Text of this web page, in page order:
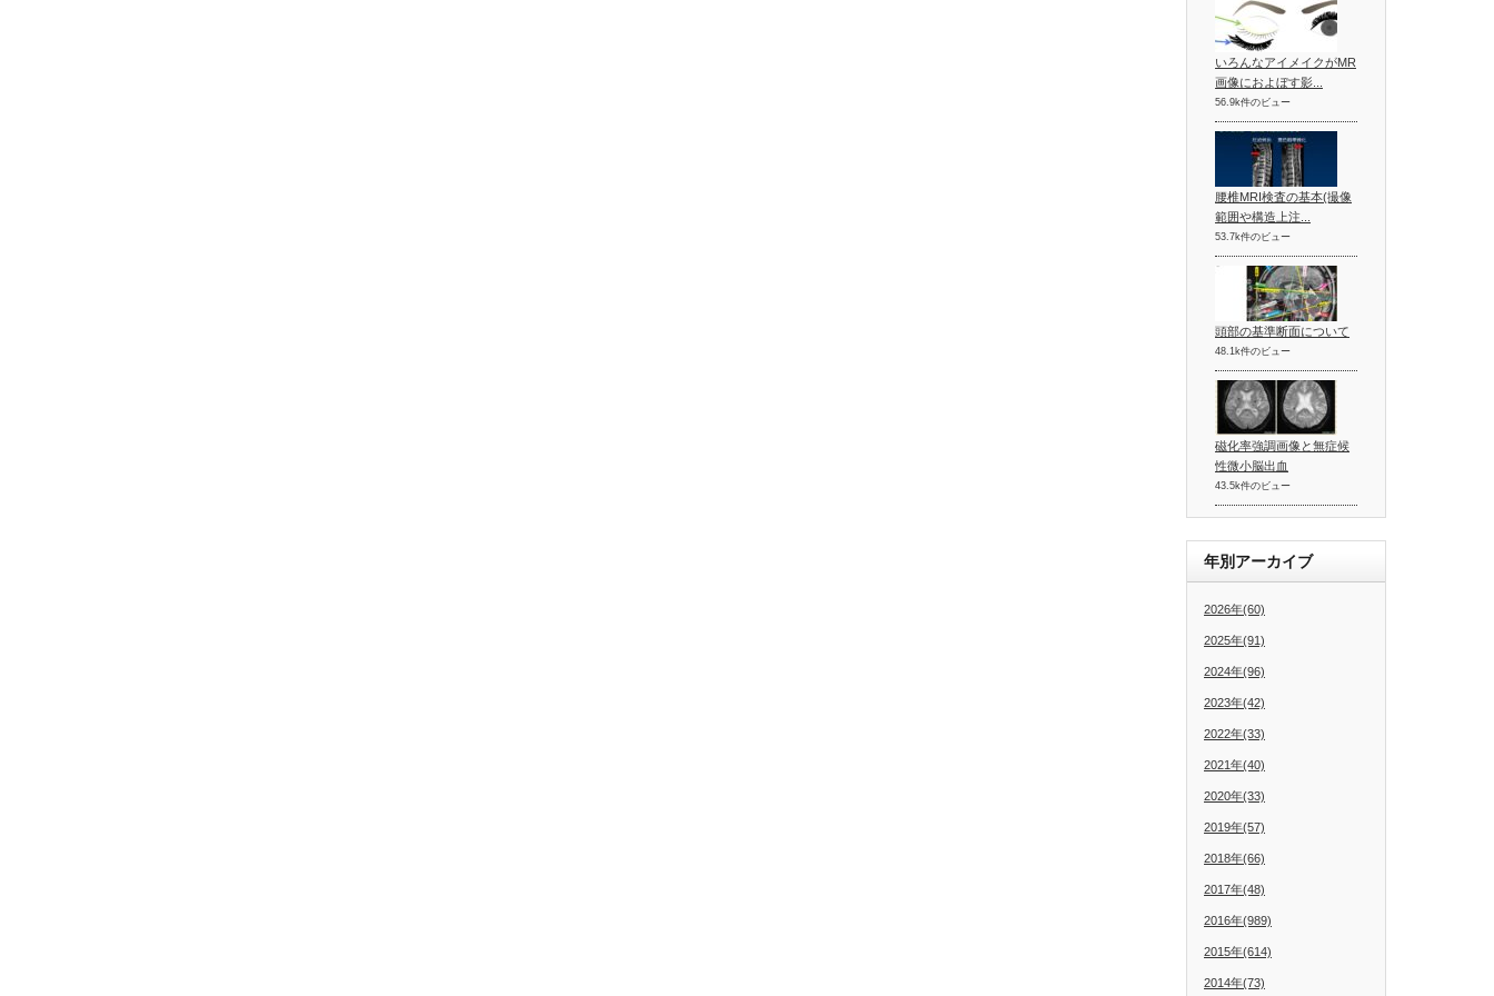
いろんなアイメイクがMR
画像におよぼす影...
56.9k件のビュー
腰椎MRI検査の基本(撮像
範囲や構造上注...
53.7k件のビュー
頭部の基準断面について
48.1k件のビュー
磁化率強調画像と無症候
性微小脳出血
43.5k件のビュー
年別アーカイブ
2026年(60)
2025年(91)
2024年(96)
2023年(42)
2022年(33)
2021年(40)
2020年(33)
2019年(57)
2018年(66)
2017年(48)
2016年(989)
2015年(614)
2014年(73)